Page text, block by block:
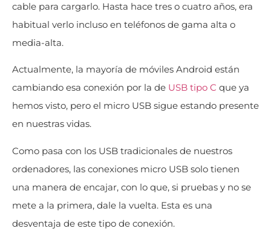
cable para cargarlo. Hasta hace tres o cuatro años, era
habitual verlo incluso en teléfonos de gama alta o
media-alta.
Actualmente, la mayoría de móviles Android están
cambiando esa conexión por la de USB tipo C que ya
hemos visto, pero el micro USB sigue estando presente
en nuestras vidas.
Como pasa con los USB tradicionales de nuestros
ordenadores, las conexiones micro USB solo tienen
una manera de encajar, con lo que, si pruebas y no se
mete a la primera, dale la vuelta. Esta es una
desventaja de este tipo de conexión.